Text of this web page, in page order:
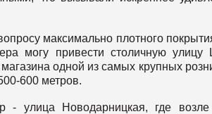
максимально плотного
могу привести столичную улицу
одной из самых крупных
600 метров.
улица Новодарницкая, где возле